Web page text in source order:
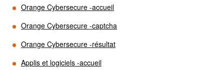
Orange Cybersecure -accueil
Orange Cybersecure -captcha
Orange Cybersecure -résultat
Applis et logiciels -accueil